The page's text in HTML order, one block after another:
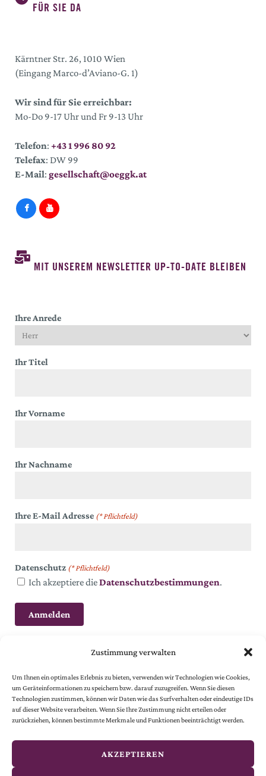
Zustimmung verwalten
Um Ihnen ein optimales Erlebnis zu bieten, verwenden wir Technologien wie Cookies,
um Geräteinformationen zu speichern bzw. darauf zuzugreifen. Wenn Sie diesen
Technologien zustimmen, können wir Daten wie das Surfverhalten oder eindeutige IDs
auf dieser Website verarbeiten. Wenn Sie Ihre Zustimmung nicht erteilen oder
zurückziehen, können bestimmte Merkmale und Funktionen beeinträchtigt werden.
AKZEPTIEREN
FÜR SIE DA
Kärntner Str. 26, 1010 Wien
(Eingang Marco-d’Aviano-G. 1)
Wir sind für Sie erreichbar:
Mo-Do 9-17 Uhr und Fr 9-13 Uhr
Telefon: +43 1 996 80 92
Telefax: DW 99
E-Mail: gesellschaft@oeggk.at
MIT UNSEREM NEWSLETTER UP-TO-DATE BLEIBEN
Ihre Anrede
Ihr Titel
Ihr Vorname
Ihr Nachname
Ihre E-Mail Adresse (* Pflichtfeld)
Datenschutz (* Pflichtfeld)
Ich akzeptiere dieDatenschutzbestimmungen.
© 2024 Österreichische Gesellschaft vom Goldenen Kreuze.
Alle Rechte vorbehalten.